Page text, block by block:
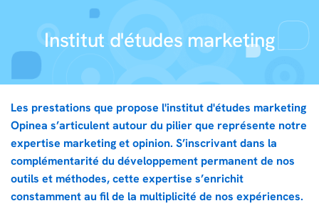
Institut d'études marketing
Les prestations que propose l'institut d'études marketing
Opinea s’articulent autour du pilier que représente notre
expertise marketing et opinion. S’inscrivant dans la
complémentarité du développement permanent de nos
outils et méthodes, cette expertise s’enrichit
constamment au fil de la multiplicité de nos expériences.